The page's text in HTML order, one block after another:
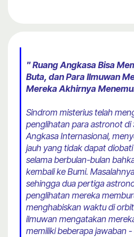
" Ruang Angkasa Bisa
Buta, dan Para Ilmuwan
Mereka Akhirnya
Sindrom misterius telah
penglihatan para astronot di
Angkasa Internasional,
jauh yang tidak dapat
selama berbulan-bulan
kembali ke Bumi.
sehingga dua pertiga
penglihatan mereka
menghabiskan waktu di
ilmuwan mengatakan
memiliki beberapa jawaban